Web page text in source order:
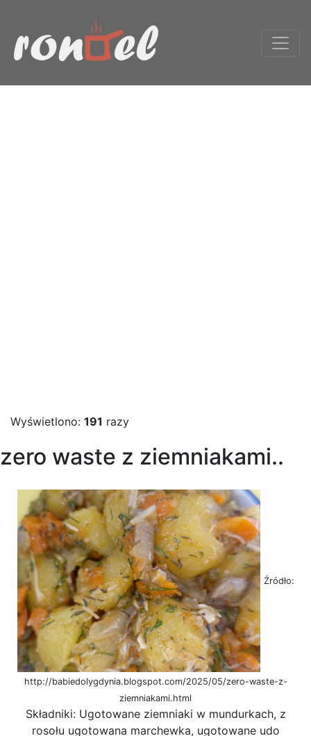
Wyświetlono: 191 razy
zero waste z ziemniakami..
Źródło:
http://babiedolygdynia.blogspot.com/2025/05/zero-waste-z-
ziemniakami.html
Składniki: Ugotowane ziemniaki w mundurkach, z
rosołu ugotowana marchewka, ugotowane udo